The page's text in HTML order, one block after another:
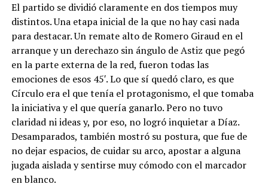
El partido se dividió claramente en dos tiempos muy
distintos. Una etapa inicial de la que no hay casi nada
para destacar. Un remate alto de Romero Giraud en el
arranque y un derechazo sin ángulo de Astiz que pegó
en la parte externa de la red, fueron todas las
emociones de esos 45′. Lo que sí quedó claro, es que
Círculo era el que tenía el protagonismo, el que tomaba
la iniciativa y el que quería ganarlo. Pero no tuvo
claridad ni ideas y, por eso, no logró inquietar a Díaz.
Desamparados, también mostró su postura, que fue de
no dejar espacios, de cuidar su arco, apostar a alguna
jugada aislada y sentirse muy cómodo con el marcador
en blanco.